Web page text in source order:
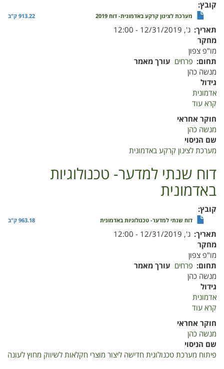
קובץ
מערכת לצינון קרקע באדמונית- דוח 2019 913.22 ק"ב
תאריך ג', 12/31/2019 - 12:00
מחקר
מו"פ צפון
תחום פרחים עורך מאמר
מנשה כהן
גידול
אדמונית
קרא עוד
לצינון
קרקע
באדמונית-
דוח
חוקר אחראי
מנשה כהן
שם הניסוי
מערכת לצינון קרקע באדמונית
דוח שנתי למדער- טכנולוגיות
באדמונית
קובץ
דוח שנתי למדער- טכנולוגיות באדמונית 963.18 ק"ב
תאריך ג', 12/31/2019 - 12:00
מחקר
מו"פ צפון
תחום פרחים עורך מאמר
מנשה כהן
גידול
אדמונית
קרא עוד
שנתי
למדער-
טכנולוגיות
באדמונית
חוקר אחראי
מנשה כהן
שם הניסוי
פיתוח מערכת טכנולוגית חדישה ליצור מוצרי חקלאות לשיווק מחוץ לעונה